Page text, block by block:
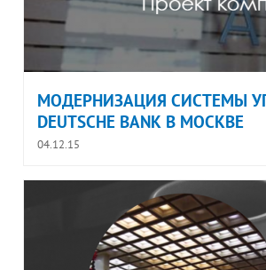
МОДЕРНИЗАЦИЯ СИСТЕМЫ
DEUTSCHE BANK В МОСКВЕ
04.12.15